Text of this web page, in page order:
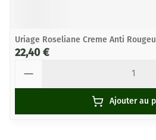
Uriage Roseliane Creme Anti
22,40 €
Ajouter au